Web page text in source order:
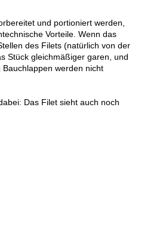
und portioniert werden,
Vorteile. Wenn das
des Filets (natürlich von der
Stück gleichmäßiger garen, und
werden nicht
Das Filet sieht auch noch